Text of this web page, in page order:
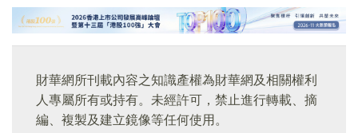
財華網所刊載內容之知識產權為財華網及相關權利
人專屬所有或持有。未經許可，禁止進行轉載、摘
編、複製及建立鏡像等任何使用。